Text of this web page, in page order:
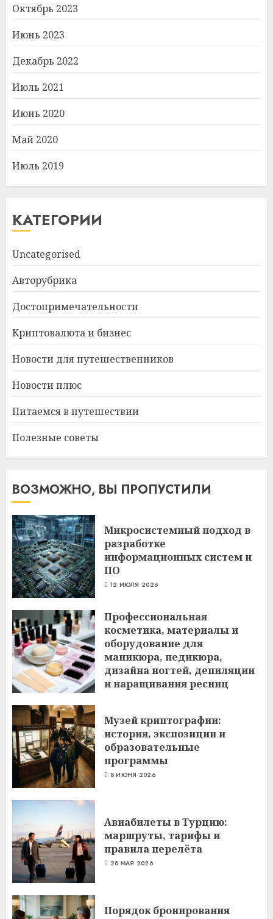
Октябрь 2023
Июнь 2023
Декабрь 2022
Июль 2021
Июнь 2020
Май 2020
Июль 2019
КАТЕГОРИИ
Uncategorised
Авторубрика
Достопримечательности
Криптовалюта и бизнес
Новости для путешественников
Новости плюс
Питаемся в путешествии
Полезные советы
ВОЗМОЖНО, ВЫ ПРОПУСТИЛИ
Микросистемный подход в
разработке
информационных систем и
ПО
12 ИЮЛЯ 2026
Профессиональная
косметика, материалы и
оборудование для
маникюра, педикюра,
дизайна ногтей, депиляции
и наращивания ресниц
Музей криптографии:
история, экспозиции и
образовательные
программы
8 ИЮНЯ 2026
Авиабилеты в Турцию:
маршруты, тарифы и
правила перелёта
28 МАЯ 2026
Порядок бронирования